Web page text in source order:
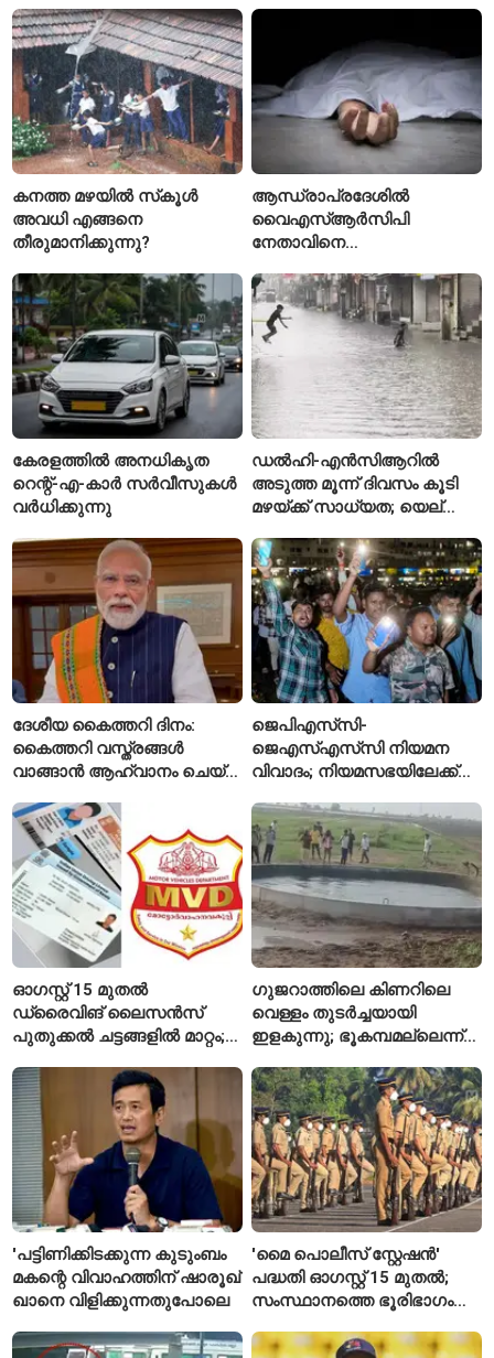
സ്വന്തമാക്കി സ്പാനിഷ്
വമ്പന്മാർ
കൊലപാതകം
കനത്ത മഴയിൽ സ്‌കൂൾ
അവധി എങ്ങനെ
തീരുമാനിക്കുന്നു?
ആന്ധ്രാപ്രദേശിൽ
വൈഎസ്ആർസിപി
നേതാവിനെ
അന്വേഷണം ആരംഭിച്ച്
പൊലീസ്
കേരളത്തിൽ അനധികൃത
റെന്റ്-എ-കാർ സർവീസുകൾ
വർധിക്കുന്നു
ഡൽഹി-എൻസിആറിൽ
അടുത്ത മൂന്ന് ദിവസം കൂടി
മഴയ്ക്ക് സാധ്യത; യെല്ലോ
ഐഎംഡി
ദേശീയ കൈത്തറി ദിനം:
കൈത്തറി വസ്ത്രങ്ങൾ
വാങ്ങാൻ ആഹ്വാനം ചെയ്ത്
ജെപിഎസ്‌സി-
ജെഎസ്എസ്‌സി നിയമന
വിവാദം; നിയമസഭയിലേക്ക്
ഓഗസ്റ്റ് 15 മുതൽ
ഡ്രൈവിങ് ലൈസൻസ്
പുതുക്കൽ ചട്ടങ്ങളിൽ മാറ്റം;
അറിയേണ്ട രണ്ട് പ്രധാന
കാര്യങ്ങൾ
ഗുജറാത്തിലെ കിണറിലെ
വെള്ളം തുടർച്ചയായി
ഇളകുന്നു; ഭൂകമ്പമല്ലെന്ന്
'പട്ടിണിക്കിടക്കുന്ന കുടുംബം
മകന്റെ വിവാഹത്തിന് ഷാരൂഖ്
ഖാനെ വിളിക്കുന്നതുപോലെ
'മൈ പൊലീസ് സ്റ്റേഷൻ'
പദ്ധതി ഓഗസ്റ്റ് 15 മുതൽ;
സംസ്ഥാനത്തെ ഭൂരിഭാഗം
എസ്‌ഐമാർക്ക്